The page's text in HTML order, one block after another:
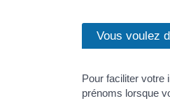
Vous voulez
Pour faciliter votre
prénoms lorsque